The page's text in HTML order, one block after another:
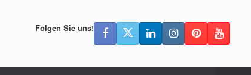
Folgen Sie uns!